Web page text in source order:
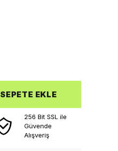
SEPETE EKLE
256 Bit SSL ile
Güvende
Alışveriş